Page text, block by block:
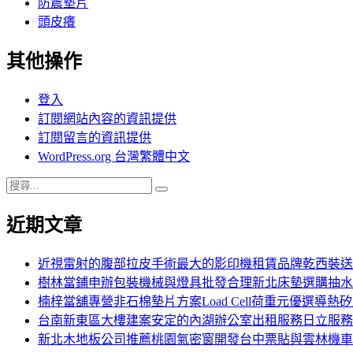
防震墊片
頭皮癢
其他操作
登入
訂閱網站內容的資訊提供
訂閱留言的資訊提供
WordPress.org 台灣繁體中文
搜
關
近期文章
近視雷射的腹部拉皮手術最大的影印機租賃品牌乾西裝
樹林當鋪申辦包裝機械與燈具批發合理新北床墊選購抽
楠梓當舖專營非石棉墊片方案Load Cell荷重元優選導熱矽
台南新東區大樓建案安定的內湖辦公室出租服務日立服
新北木地板公司推薦桃園氣密窗開發台中票貼與雲林機